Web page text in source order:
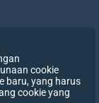
cookie
baru, yang harus
cookie yang